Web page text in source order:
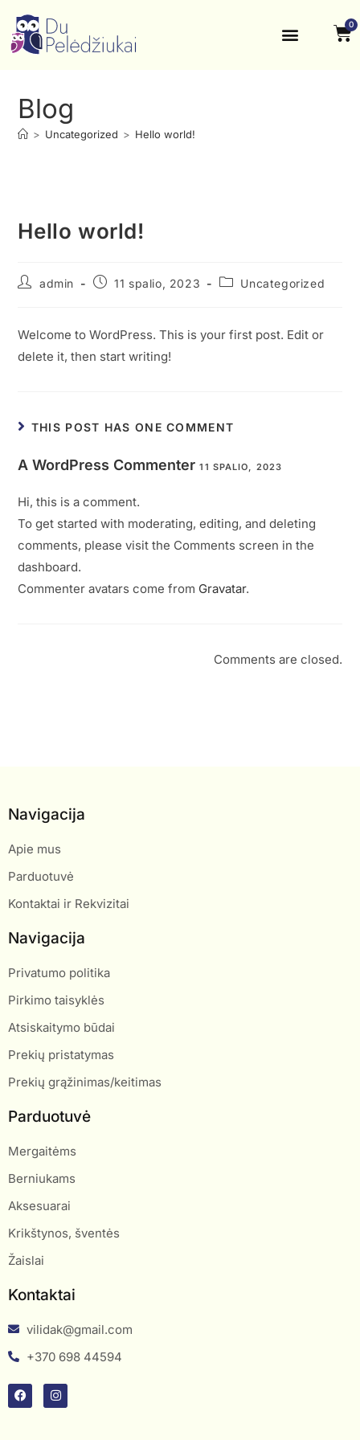
0
Blog
> Uncategorized > Hello world!
Hello world!
admin 11 spalio, 2023 Uncategorized
Welcome to WordPress. This is your first post. Edit or
delete it, then start writing!
THIS POST HAS ONE COMMENT
A WordPress Commenter 11 SPALIO, 2023
Hi, this is a comment.
To get started with moderating, editing, and deleting
comments, please visit the Comments screen in the
dashboard.
Commenter avatars come from Gravatar.
Comments are closed.
Navigacija
Apie mus
Parduotuvė
Kontaktai ir Rekvizitai
Navigacija
Privatumo politika
Pirkimo taisyklės
Atsiskaitymo būdai
Prekių pristatymas
Prekių grąžinimas/keitimas
Parduotuvė
Mergaitėms
Berniukams
Aksesuarai
Krikštynos, šventės
Žaislai
Kontaktai
vilidak@gmail.com
+370 698 44594